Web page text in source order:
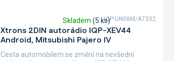
Xtrons 2DIN autorádio IQP-XEV44
Android, Mitsubishi Pajero IV
hodnocení
produktu
je
Skladem (5 ks)
Cesta automobilem se změní na nevšední
IQP-UN08M/A7332